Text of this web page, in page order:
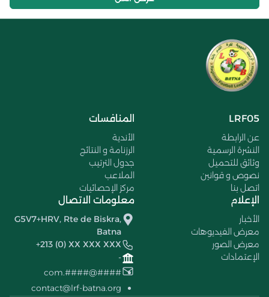
LRF05
عن الرابطة
النشرة الرسمية
وثائق للتحميل
نصوص و قوانين
اتصل بنا
المنافسات
الأندية
الرزنامة و النتائج
جدول الترتيب
الملاعب
مركز الإحصائيات
الإعلام
الأخبار
معرض الفيديوهات
معرض الصور
الإعتمادات
معلومات الاتصال
G5V7+HRV, Rte de Biskra,
Batna
+213 (0) XX XXX XXX
-
####@####.com
contact@lrf-batna.org